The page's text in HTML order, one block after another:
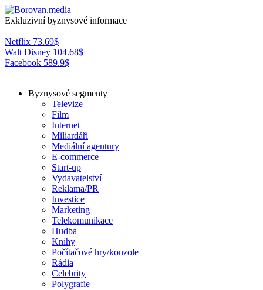
Exkluzivní byznysové informace
Netflix 73.69$
Walt Disney 104.68$
Facebook 589.9$
Byznysové segmenty
Televize
Film
Internet
Miliardáři
Mediální agentury
E-commerce
Start-up
Vydavatelství
Reklama/PR
Investice
Marketing
Telekomunikace
Hudba
Knihy
Počítačové hry/konzole
Rádia
Celebrity
Polygrafie